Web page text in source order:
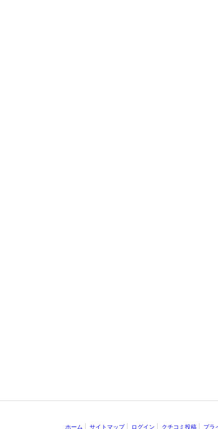
ホーム サイトマップ ログイン クチコミ投稿 プラ